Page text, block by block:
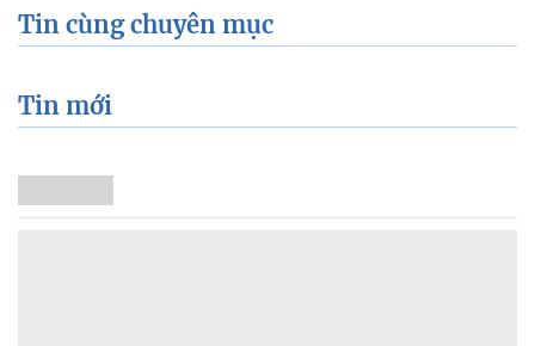
Tin cùng chuyên mục
Tin mới